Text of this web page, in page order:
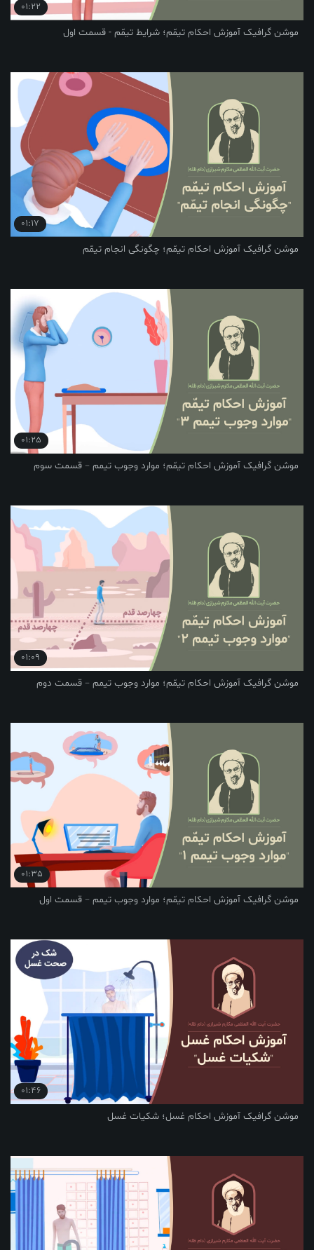
01:22
آموزش احکام تیمّم؛ شرایط تیمّم - قسمت اول
01:17
آموزش احکام تیمّم؛ چگونگی انجام تیمّم
آموزش احکام تیمّم؛ موارد وجوب تیمم – قسمت سوم
01:09
آموزش احکام تیمّم؛ موارد وجوب تیمم – قسمت دوم
01:35
آموزش احکام تیمّم؛ موارد وجوب تیمم – قسمت اول
01:46
آموزش احکام غسل؛ شکیات غسل